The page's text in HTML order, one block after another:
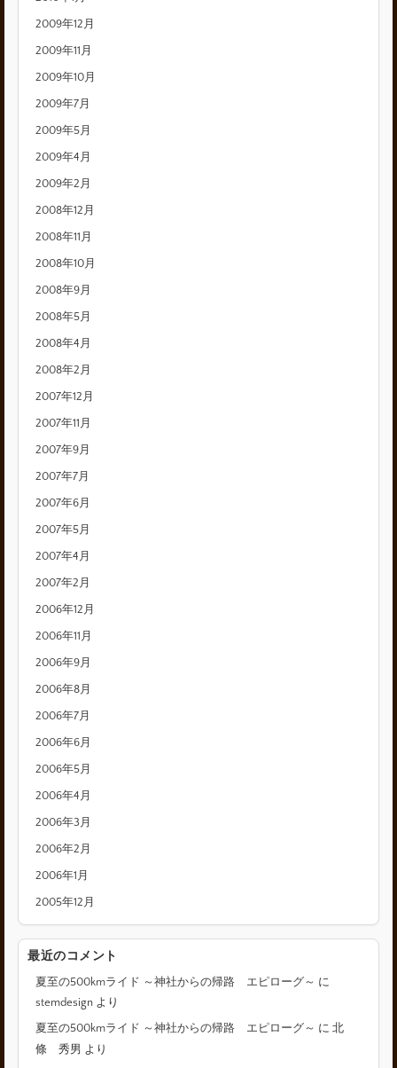
2009年12月
2009年11月
2009年10月
2009年7月
2009年5月
2009年4月
2009年2月
2008年12月
2008年11月
2008年10月
2008年9月
2008年5月
2008年4月
2008年2月
2007年12月
2007年11月
2007年9月
2007年7月
2007年6月
2007年5月
2007年4月
2007年2月
2006年12月
2006年11月
2006年9月
2006年8月
2006年7月
2006年6月
2006年5月
2006年4月
2006年3月
2006年2月
2006年1月
2005年12月
最近のコメント
夏至の500kmライド ～神社からの帰路 エピローグ～ に
stemdesign より
夏至の500kmライド ～神社からの帰路 エピローグ～ に北
條 秀男 より